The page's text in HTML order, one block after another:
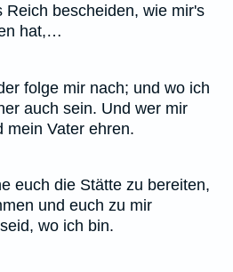
Reich bescheiden, wie mir's
hat,…
folge mir nach; und wo ich
auch sein. Und wer mir
mein Vater ehren.
euch die Stätte zu bereiten,
und euch zu mir
wo ich bin.